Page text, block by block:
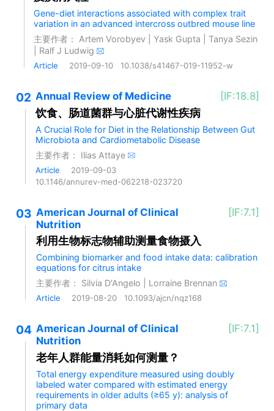
Gene-diet interactions associated with complex trait
variation in an advanced intercross outbred mouse line
主要作者： Artem Vorobyev |Yask Gupta |Tanya Sezin
Ralf J Ludwig
Article 2019-09-10 10.1038/s41467-019-11952-w
02 Annual Review of Medicine [IF:18.8]
饮食、肠道菌群与心脏代谢性疾病
A Crucial Role for Diet in the Relationship Between Gut
Microbiota and Cardiometabolic Disease
主要作者： Ilias Attaye
Article
2019-09-03
10.1146/annurev-med-062218-023720
03 American Journal of Clinical
Nutrition
[IF:7.1]
利用生物标志物辅助测量食物摄入
Combining biomarker and food intake data: calibration
equations for citrus intake
主要作者： Silvia D'Angelo Lorraine Brennan
Article 2019-08-20 10.1093/ajcn/nqz168
04 American Journal of Clinical
Nutrition
[IF:7.1]
老年人群能量消耗如何测量？
Total energy expenditure measured using doubly
labeled water compared with estimated energy
requirements in older adults (≥65 y): analysis of
primary data